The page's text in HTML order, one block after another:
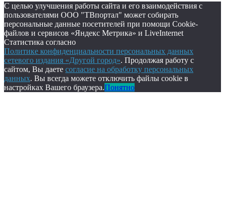
С целью улучшения работы сайта и его взаимодействия с
пользователями ООО "ТВпортал" может собирать
персональные данные посетителей при помощи Cookie-
файлов и сервисов «Яндекс Метрика» и LiveInternet
Статистика согласно
Политике конфиденциальности персональных данных
сетевого издания «Другой город». Продолжая работу с
сайтом, Вы даете согласие на обработку персональных
данных. Вы всегда можете отключить файлы cookie в
настройках Вашего браузера.Понятно